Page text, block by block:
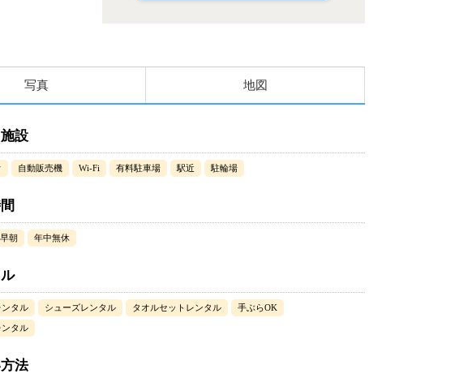
写真 地図
設
自動販売機 Wi-Fi 有料駐車場 駅近 駐輪場
早朝 年中無休
ンタル シューズレンタル タオルセットレンタル 手ぶらOK
タル
法